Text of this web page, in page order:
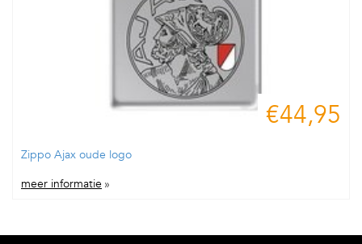
€44,95
Zippo Ajax oude logo
meer informatie »